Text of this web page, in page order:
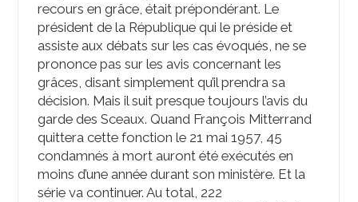
recours en grâce, était prépondérant. Le
président de la République qui le préside et
assiste aux débats sur les cas évoqués, ne se
prononce pas sur les avis concernant les
grâces, disant simplement qu’il prendra sa
décision. Mais il suit presque toujours l’avis du
garde des Sceaux. Quand François Mitterrand
quittera cette fonction le 21 mai 1957, 45
condamnés à mort auront été exécutés en
moins d’une année durant son ministère. Et la
série va continuer. Au total, 222